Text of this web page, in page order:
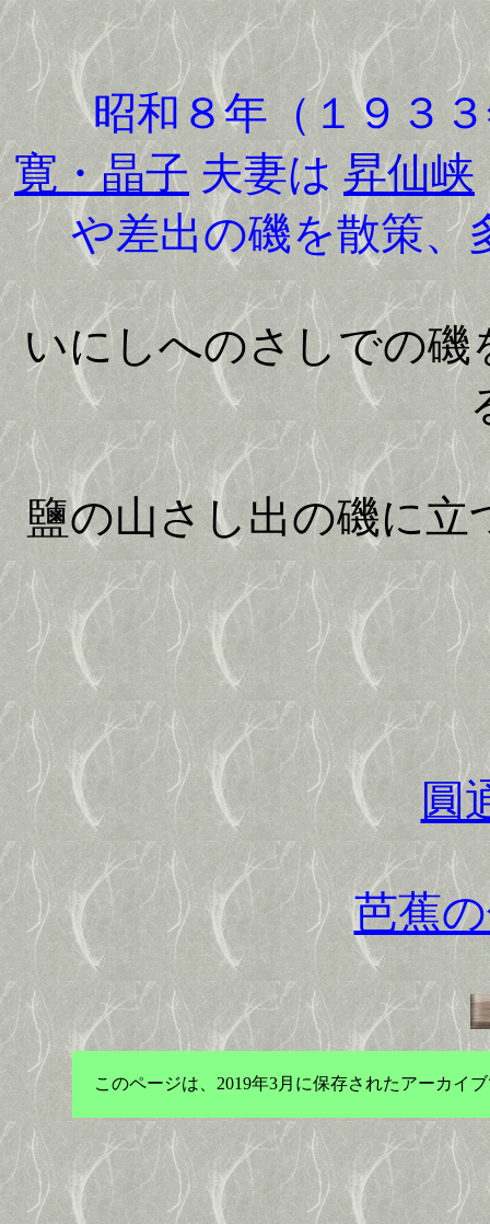
昭和８年（１９３
寛・晶子夫妻は昇仙峡
や差出の磯を散策、
いにしへのさしでの
鹽の山さし出の磯に
圓
芭蕉
このページは、2019年3月に保存されたアーカイ